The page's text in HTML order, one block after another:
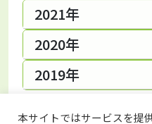
2021年
2020年
2019年
本サイトではサービスを提